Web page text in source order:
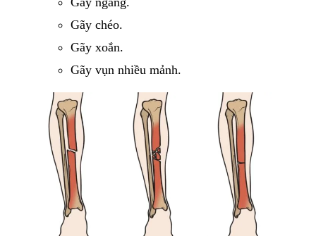
Gãy chéo.
Gãy xoắn.
Gãy vụn nhiều mảnh.